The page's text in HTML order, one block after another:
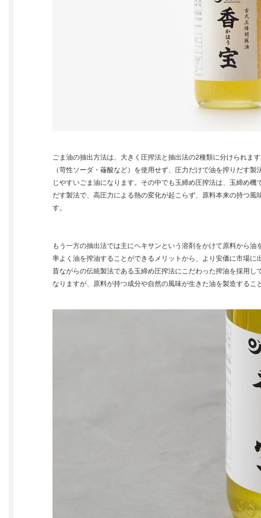
ごま油の抽出方法は、大きく圧搾法と抽出法の2種類に分けられま
（苛性ソーダ・蓚酸など）を使用せず、圧力だけで油を搾りだす
じやすいごま油になります。その中でも玉締め圧搾法は、玉締め機
だす製法で、高圧力による熱の変化が起こらず、原料本来の持つ風
す。
もう一方の抽出法では主にヘキサンという溶剤をかけて原料から油
率よく油を搾油することができるメリットから、より安価に市場に
昔ながらの伝統製法である玉締め圧搾法にこだわった搾油を採用し
なりますが、原料が持つ成分や自然の風味が生きた油を製造するこ